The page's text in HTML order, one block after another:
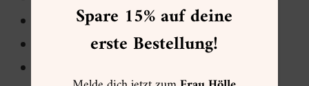
mit goldener Hot-Foil-Veredelung “Notes”
mit 4 Rastervorlagen
Spare 15% auf deine
erste Bestellung!